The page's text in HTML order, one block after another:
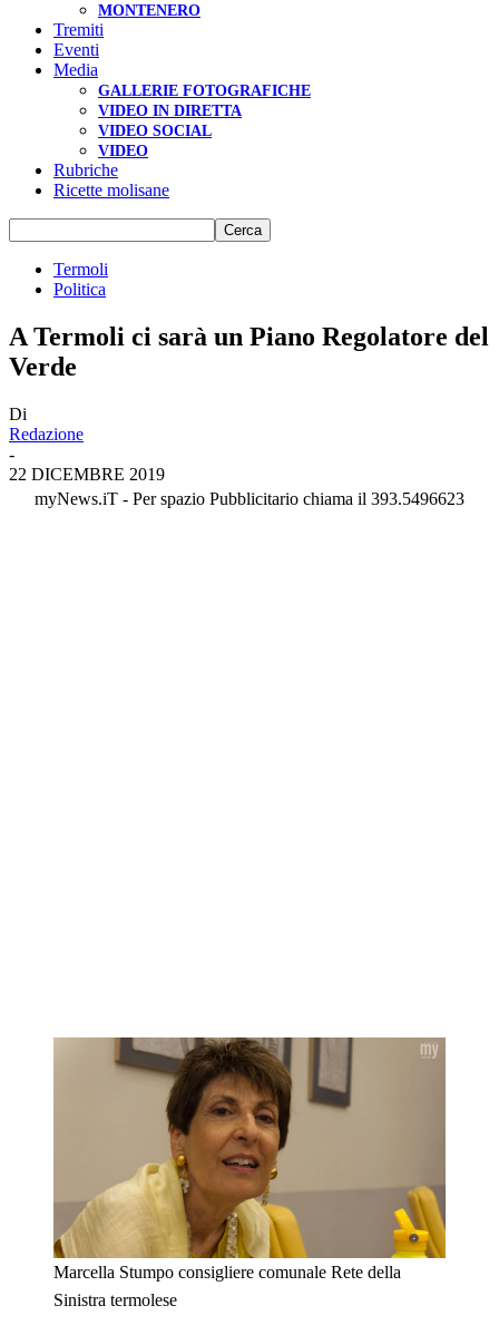
MONTENERO
Tremiti
Eventi
Media
GALLERIE FOTOGRAFICHE
VIDEO IN DIRETTA
VIDEO SOCIAL
VIDEO
Rubriche
Ricette molisane
Termoli
Politica
A Termoli ci sarà un Piano Regolatore del
Verde
Di
Redazione
-
22 DICEMBRE 2019
myNews.iT - Per spazio Pubblicitario chiama il 393.5496623
Marcella Stumpo consigliere comunale Rete della
Sinistra termolese